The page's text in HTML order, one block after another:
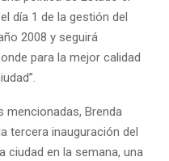
día 1 de la gestión del
2008 y seguirá
para la mejor calidad
mencionadas, Brenda
tercera inauguración del
ciudad en la semana, una